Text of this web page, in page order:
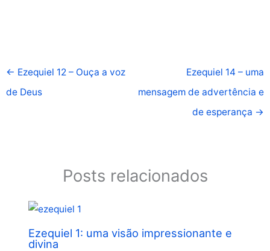
← Ezequiel 12 – Ouça a voz
de Deus
Ezequiel 14 – uma
mensagem de advertência e
de esperança →
Posts relacionados
Ezequiel 1: uma visão impressionante e
divina